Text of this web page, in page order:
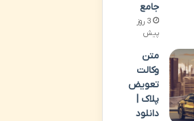
جامع
3 روز
پیش
متن
وکالت
تعویض
پلاک |
دانلود